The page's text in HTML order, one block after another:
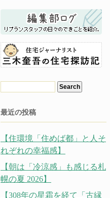
最近の投稿
【住環境「住めば都」と人そ
れぞれの幸福感】
【朝は「冷涼感」も感じる札
幌の夏 2026】
【308年の星霜を経て「古縁